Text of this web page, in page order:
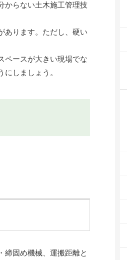
からない土木施工管理技
あります。ただし、硬い
ペースが大きい現場でな
しましょう。
締固め機械、運搬距離と